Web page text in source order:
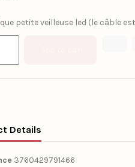
petite veilleuse led (le câble
Details
3760429791466